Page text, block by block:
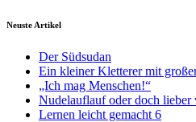
Neuste Artikel
Der Südsudan
Ein kleiner Kletterer mit
„Ich mag Menschen!“
Nudelauflauf oder doch lieber
Lernen leicht gemacht 6